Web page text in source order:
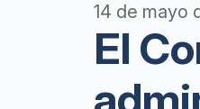
14 de mayo
El